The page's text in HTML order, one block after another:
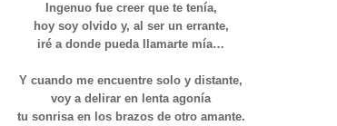
Ingenuo fue creer que te tenía,
hoy soy olvido y, al ser un errante,
iré a donde pueda llamarte mía…
Y cuando me encuentre solo y distante,
voy a delirar en lenta agonía
tu sonrisa en los brazos de otro amante.